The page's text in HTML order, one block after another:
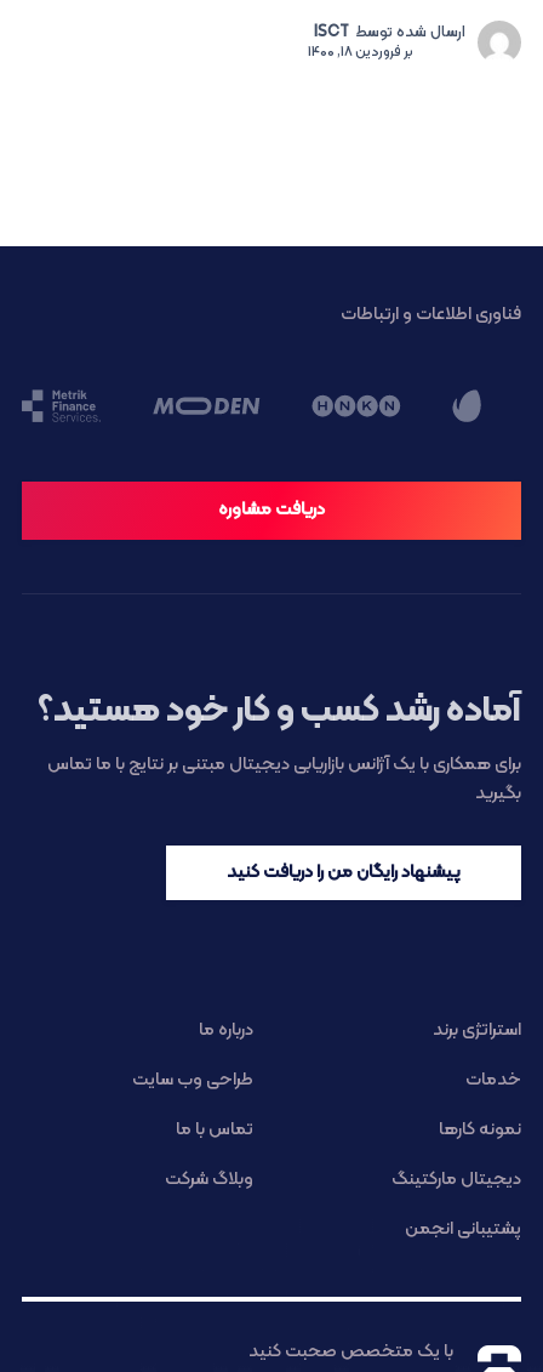
ارسال شده توسط ISCT
برفروردین 18, 1400
فناوری اطلاعات و ارتباطات
دریافت مشاوره
آماده رشد کسب و کار خود هستید؟
برای همکاری با یک آژانس بازاریابی دیجیتال مبتنی بر نتایج با ما تماس
بگیرید
پیشنهاد رایگان من را دریافت کنید
استراتژی برند
درباره ما
خدمات
طراحی وب سایت
نمونه کارها
تماس با ما
دیجیتال مارکتینگ
وبلاگ شرکت
پشتیبانی انجمن
با یک متخصص صحبت کنید